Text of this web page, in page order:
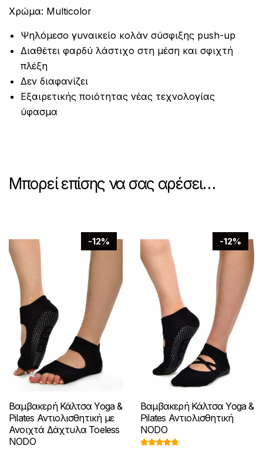
Χρώμα: Multicolor
Ψηλόμεσο γυναικείο κολάν σύσφιξης push-up
Διαθέτει φαρδύ λάστιχο στη μέση και σφιχτή
πλέξη
Δεν διαφανίζει
Εξαιρετικής ποιότητας νέας τεχνολογίας
ύφασμα
Μπορεί επίσης να σας αρέσει…
-12%
Βαμβακερή Κάλτσα Yoga &
Pilates Αντιολισθητική με
Ανοιχτά Δάχτυλα Toeless
NODO
-12%
Βαμβακερή Κάλτσα Yoga &
Pilates Αντιολισθητική
NODO